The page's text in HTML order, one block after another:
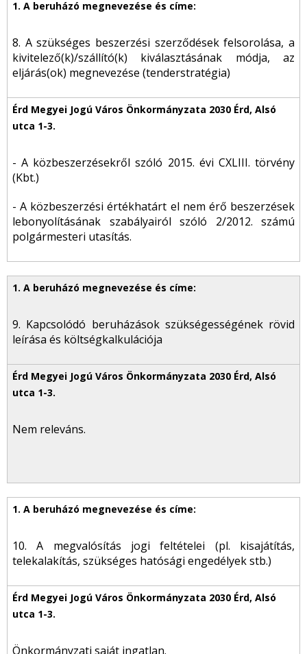
8. A szükséges beszerzési szerződések felsorolása, a
kivitelező(k)/szállító(k) kiválasztásának módja, az
eljárás(ok) megnevezése (tenderstratégia)
- A közbeszerzésekről szóló 2015. évi CXLIII. törvény
(Kbt.)
- A közbeszerzési értékhatárt el nem érő beszerzések
lebonyolításának szabályairól szóló 2/2012. számú
polgármesteri utasítás.
9. Kapcsolódó beruházások szükségességének rövid
leírása és költségkalkulációja
Nem releváns.
10. A megvalósítás jogi feltételei (pl. kisajátítás,
telekalakítás, szükséges hatósági engedélyek stb.)
Önkormányzati saját ingatlan.